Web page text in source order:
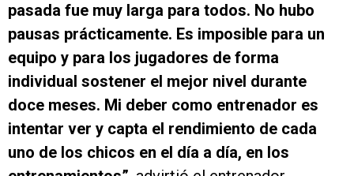
pasada fue muy larga para todos. No hubo
pausas prácticamente. Es imposible para un
equipo y para los jugadores de forma
individual sostener el mejor nivel durante
doce meses. Mi deber como entrenador es
intentar ver y capta el rendimiento de cada
uno de los chicos en el día a día, en los